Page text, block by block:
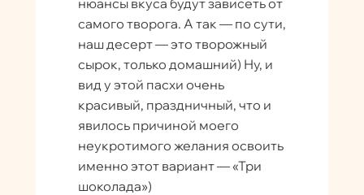
нюансы вкуса будут зависеть от
самого творога. А так — по сути,
наш десерт — это творожный
сырок, только домашний) Ну, и
вид у этой пасхи очень
красивый, праздничный, что и
явилось причиной моего
неукротимого желания освоить
именно этот вариант — «Три
шоколада»)